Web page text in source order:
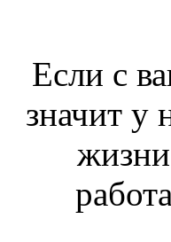
Если с
значит у